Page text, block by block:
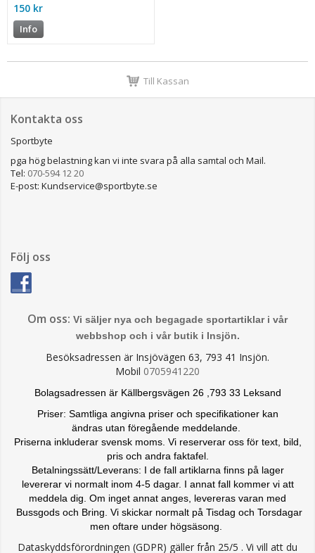
150 kr
Info
Till Kassan
Kontakta oss
Sportbyte
pga hög belastning kan vi inte svara på alla samtal och Mail.
Tel: 070-594 12 20
E-post: Kundservice@sportbyte.se
Följ oss
Om oss: Vi säljer nya och begagade sportartiklar i vår
webbshop och i vår butik i Insjön.
Besöksadressen är Insjövägen 63, 793 41 Insjön.
Mobil 0705941220
Bolagsadressen är Källbergsvägen 26 ,793 33 Leksand
Priser: Samtliga angivna priser och specifikationer kan
ändras utan föregående meddelande.
Priserna inkluderar svensk moms. Vi reserverar oss för text, bild,
pris och andra faktafel.
Betalningssätt/Leverans: I de fall artiklarna finns på lager
levererar vi normalt inom 4-5 dagar. I annat fall kommer vi att
meddela dig. Om inget annat anges, levereras varan med
Bussgods och Bring. Vi skickar normalt på Tisdag och Torsdagar
men oftare under högsäsong.
Dataskyddsförordningen (GDPR) gäller från 25/5 . Vi vill att du